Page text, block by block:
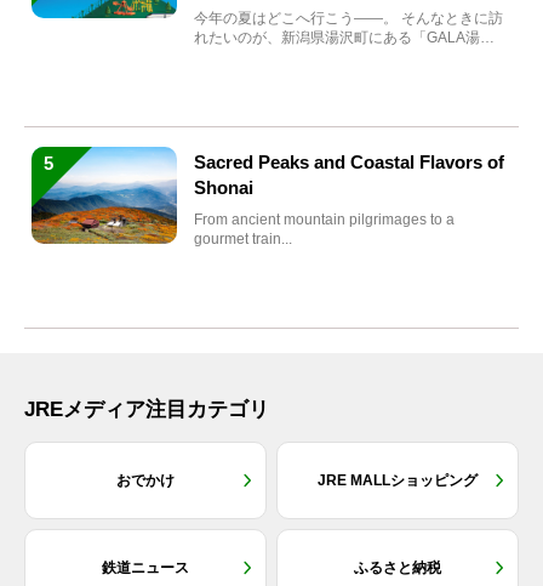
まれ変わる
今年の夏はどこへ行こう――。 そんなときに訪
れたいのが、新潟県湯沢町にある「GALA湯
5
Sacred Peaks and Coastal Flavors of
Shonai
From ancient mountain pilgrimages to a
gourmet train...
JREメディア注目カテゴリ
おでかけ JRE MALLショッピング
鉄道ニュース ふるさと納税